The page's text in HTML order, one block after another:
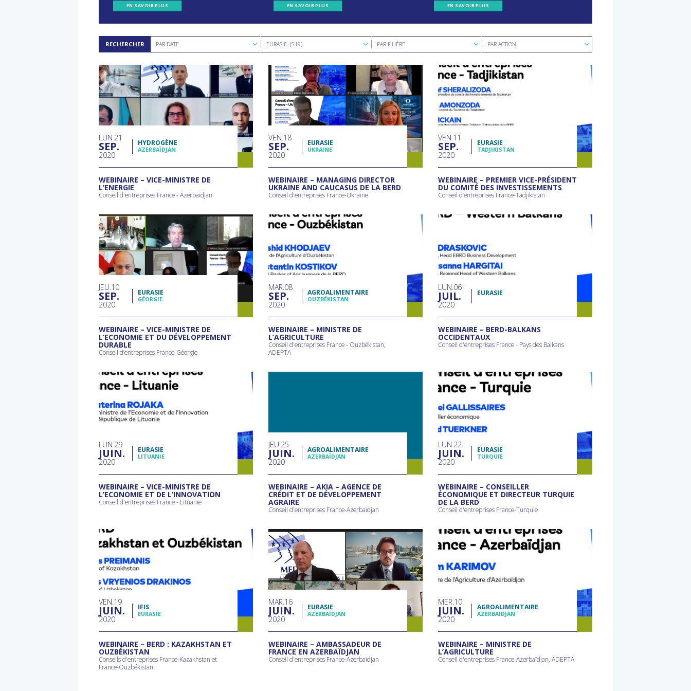
EN SAVOIR PLUS EN SAVOIR PLUS EN SAVOIR PLUS
RECHERCHER
Rechercher
parPAR DATE
Rechercher
parEURASIE (519)
Rechercher
parPAR FILIÈRE
Rechercher
par
d'action
PAR ACTION
LUN 21
SEP
2020
HYDROGÈNE
AZERBAÏDJAN
WEBINAIRE – VICE-MINISTRE DE
L’ENERGIE
Conseil d'entreprises France - Azerbaïdjan
VEN 18
SEP
2020
EURASIE
UKRAINE
WEBINAIRE – MANAGING DIRECTOR
UKRAINE AND CAUCASUS DE LA BERD
Conseil d'entreprises France-Ukraine
VEN 11
SEP
2020
EURASIE
TADJIKISTAN
WEBINAIRE – PREMIER VICE-PRÉSIDENT
DU COMITÉ DES INVESTISSEMENTS
Conseil d’entreprises France-Tadjikistan
JEU 10
SEP
2020
EURASIE
GÉORGIE
WEBINAIRE – VICE-MINISTRE DE
L’ECONOMIE ET DU DÉVELOPPEMENT
DURABLE
Conseil d’entreprises France-Géorgie
MAR 08
SEP
2020
AGROALIMENTAIRE
OUZBÉKISTAN
WEBINAIRE – MINISTRE DE
L’AGRICULTURE
Conseil d'entreprises France - Ouzbékistan,
ADEPTA
LUN 06
JUIL
2020
EURASIE
WEBINAIRE – BERD-BALKANS
OCCIDENTAUX
Conseil d'entreprises France - Pays des Balkans
LUN 29
JUIN
2020
EURASIE
LITUANIE
WEBINAIRE – VICE-MINISTRE DE
L’ECONOMIE ET DE L’INNOVATION
Conseil d'entreprises France - Lituanie
JEU 25
JUIN
2020
AGROALIMENTAIRE
AZERBAÏDJAN
WEBINAIRE – AKIA – AGENCE DE
CRÉDIT ET DE DÉVELOPPEMENT
AGRAIRE
Conseil d'entreprises France-Azerbaïdjan
LUN 22
JUIN
2020
EURASIE
TURQUIE
WEBINAIRE – CONSEILLER
ÉCONOMIQUE ET DIRECTEUR TURQUIE
DE LA BERD
Conseil d'entreprises France-Turquie
VEN 19
JUIN
2020
IFIS
EURASIE
WEBINAIRE – BERD : KAZAKHSTAN ET
OUZBÉKISTAN
Conseils d'entreprises France-Kazakhstan et
France-Ouzbékistan
MAR 16
JUIN
2020
EURASIE
AZERBAÏDJAN
WEBINAIRE – AMBASSADEUR DE
FRANCE EN AZERBAÏDJAN
Conseil d'entreprises France-Azerbaïdjan
MER 10
JUIN
2020
AGROALIMENTAIRE
AZERBAÏDJAN
WEBINAIRE – MINISTRE DE
L’AGRICULTURE
Conseil d'entreprises France-Azerbaïdjan, ADEPTA